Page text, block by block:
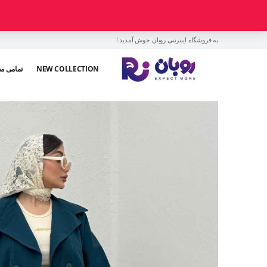
به فروشگاه اینترنتی روبان خوش آمدید !
NEW COLLECTION تمامی